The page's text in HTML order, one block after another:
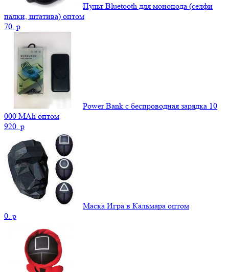
Пульт Bluetooth для монопода (селфи
палки, штатива) оптом
70. p
Power Bank c беспроводная зарядка 10
000 MAh оптом
920. p
Маска Игра в Кальмара оптом
0. p